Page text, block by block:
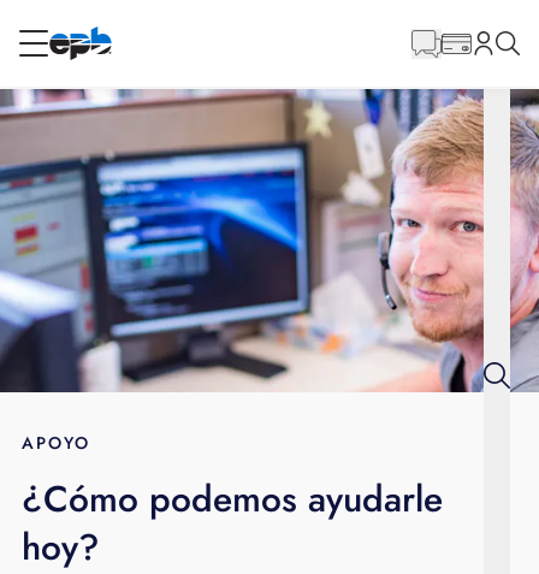
RESIDENCIAL
Internet
Energía
Televisión
BLOG
APOYO
principal
APOYO
¿Cómo podemos ayudarle
hoy?